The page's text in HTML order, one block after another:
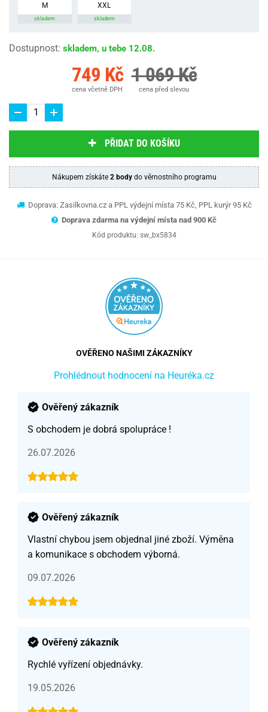
M
skladem
XXL
skladem
Dostupnost: skladem, u tebe 12.08.
749 Kč
cena včetně DPH
1 069 Kč
cena před slevou
PŘIDAT DO KOŠÍKU
Nákupem získáte 2 bodydo věrnostního programu
Doprava: Zasilkovna.cz a PPL výdejní místa 75 Kč, PPL kurýr 95 Kč
Doprava zdarma na výdejní místa nad 900 Kč
Kód produktu: sw_bx5834
OVĚŘENO NAŠIMI ZÁKAZNÍKY
Prohlédnout hodnocení na Heuréka.cz
Ověřený zákazník
S obchodem je dobrá spolupráce !
26.07.2026
Ověřený zákazník
Vlastní chybou jsem objednal jiné zboží. Výměna
a komunikace s obchodem výborná.
09.07.2026
Ověřený zákazník
Rychlé vyřízení objednávky.
19.05.2026